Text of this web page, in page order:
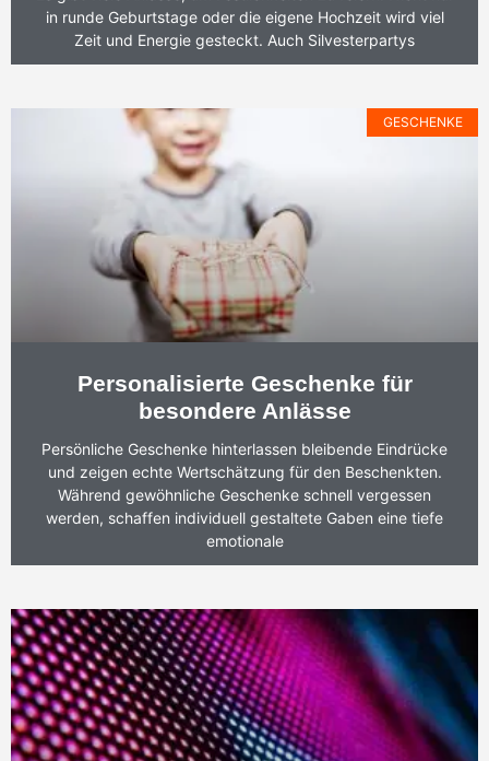
in runde Geburtstage oder die eigene Hochzeit wird viel
Zeit und Energie gesteckt. Auch Silvesterpartys
GESCHENKE
Personalisierte Geschenke für
besondere Anlässe
Persönliche Geschenke hinterlassen bleibende Eindrücke
und zeigen echte Wertschätzung für den Beschenkten.
Während gewöhnliche Geschenke schnell vergessen
werden, schaffen individuell gestaltete Gaben eine tiefe
emotionale